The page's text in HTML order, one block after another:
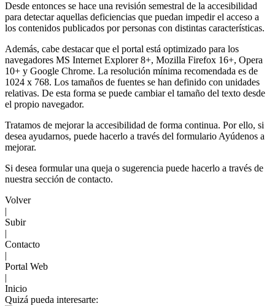
Desde entonces se hace una revisión semestral de la accesibilidad
para detectar aquellas deficiencias que puedan impedir el acceso a
los contenidos publicados por personas con distintas características.
Además, cabe destacar que el portal está optimizado para los
navegadores MS Internet Explorer 8+, Mozilla Firefox 16+, Opera
10+ y Google Chrome. La resolución mínima recomendada es de
1024 x 768. Los tamaños de fuentes se han definido con unidades
relativas. De esta forma se puede cambiar el tamaño del texto desde
el propio navegador.
Tratamos de mejorar la accesibilidad de forma continua. Por ello, si
desea ayudarnos, puede hacerlo a través del formulario Ayúdenos a
mejorar.
Si desea formular una queja o sugerencia puede hacerlo a través de
nuestra sección de contacto.
Volver
|
Subir
|
Contacto
|
Portal Web
|
Inicio
Quizá pueda interesarte: